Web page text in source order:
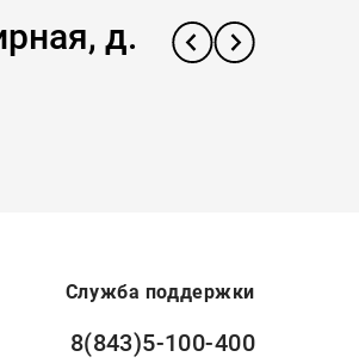
д.
Служба поддержки
8(843)5-100-400